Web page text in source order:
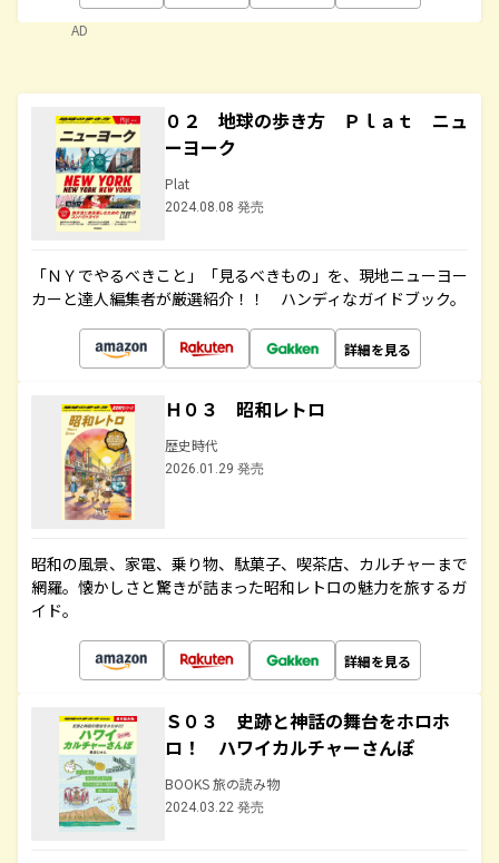
AD
０２ 地球の歩き方 Ｐｌａｔ ニュ
ーヨーク
Plat
2024.08.08 発売
「ＮＹでやるべきこと」「見るべきもの」を、現地ニューヨー
カーと達人編集者が厳選紹介！！ ハンディなガイドブック。
詳細を見る
Ｈ０３ 昭和レトロ
歴史時代
2026.01.29 発売
昭和の風景、家電、乗り物、駄菓子、喫茶店、カルチャーまで
網羅。懐かしさと驚きが詰まった昭和レトロの魅力を旅するガ
イド。
詳細を見る
Ｓ０３ 史跡と神話の舞台をホロホ
ロ！ ハワイカルチャーさんぽ
BOOKS 旅の読み物
2024.03.22 発売